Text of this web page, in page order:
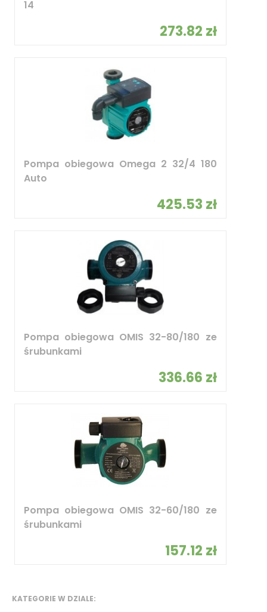
KATEGORIE W DZIALE:
14
273.82 zł
Pompa obiegowa Omega 2 32/4 180
Auto
425.53 zł
Pompa obiegowa OMIS 32-80/180 ze
śrubunkami
336.66 zł
Pompa obiegowa OMIS 32-60/180 ze
śrubunkami
157.12 zł